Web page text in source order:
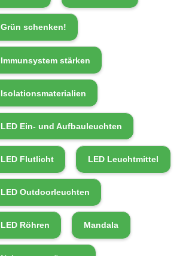
Grün schenken!
Immunsystem stärken
Isolationsmaterialien
LED Ein- und Aufbauleuchten
LED Flutlicht LED Leuchtmittel
LED Outdoorleuchten
LED Röhren Mandala